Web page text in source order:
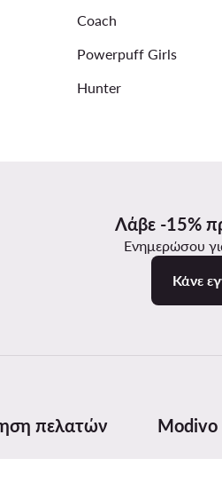
Γυναικεία Ρούχα, Παπούτσια και
Coach
Powerpuff Girls
Hunter
Λάβε -15%
Ενημερώσου
Κάνε
πελατών Modivo